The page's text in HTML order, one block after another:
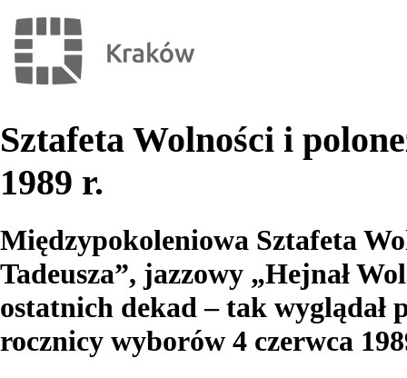
Sztafeta Wolności i
1989 r.
Międzypokoleniowa Sztafeta
Tadeusza”, jazzowy „Hejnał
ostatnich dekad – tak wyglądał
rocznicy wyborów 4 czerwca